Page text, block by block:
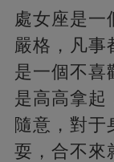
處女座是一
嚴格，凡事
是一個不喜
是高高拿起
隨意，對于
耍，合不來